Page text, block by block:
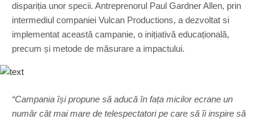
dispariția unor specii. Antreprenorul Paul Gardner Allen, prin
intermediul companiei Vulcan Productions, a dezvoltat si
implementat această campanie, o inițiativă educațională,
precum și metode de măsurare a impactului.
“Campania își propune să aducă în fața micilor ecrane un
număr cât mai mare de telespectatori pe care să îi inspire să